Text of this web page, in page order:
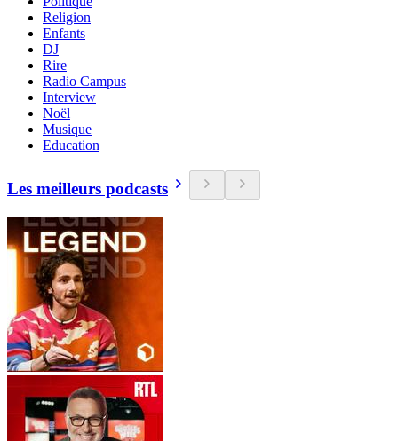
Religion
Enfants
DJ
Rire
Radio Campus
Interview
Noël
Musique
Education
Les meilleurs podcasts